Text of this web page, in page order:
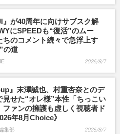
』が40周年に向けサブスク解
にSPEEDも“復活”のムー
ちのコメント続々で急浮上す
の道
2026/8/7
』末澤誠也、村重杏奈とのデ
見せた“オレ様”本性「ちっこい
ファンの擁護も虚しく視聴者ド
年8月Choice》
集部 2026/8/7